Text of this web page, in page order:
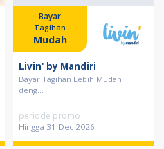
Bayar
Tagihan
Mudah
Livin' by Mandiri
Bayar Tagihan Lebih Mudah
deng...
periode promo
Hingga 31 Dec 2026